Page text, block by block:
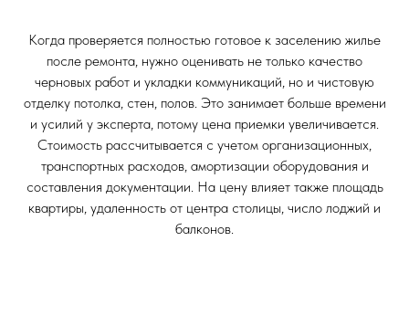
Когда проверяется полностью готовое к заселению жилье
после ремонта, нужно оценивать не только качество
черновых работ и укладки коммуникаций, но и чистовую
отделку потолка, стен, полов. Это занимает больше времени
и усилий у эксперта, потому цена приемки увеличивается.
Стоимость рассчитывается с учетом организационных,
транспортных расходов, амортизации оборудования и
составления документации. На цену влияет также площадь
квартиры, удаленность от центра столицы, число лоджий и
балконов.